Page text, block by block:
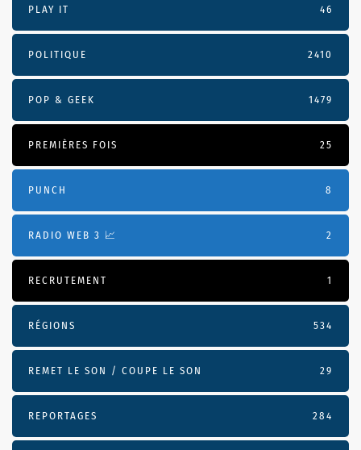
PLAY IT 46
POLITIQUE 2410
POP & GEEK 1479
PREMIÈRES FOIS 25
PUNCH 8
RADIO WEB 3 📈 2
RECRUTEMENT 1
RÉGIONS 534
REMET LE SON / COUPE LE SON 29
REPORTAGES 284